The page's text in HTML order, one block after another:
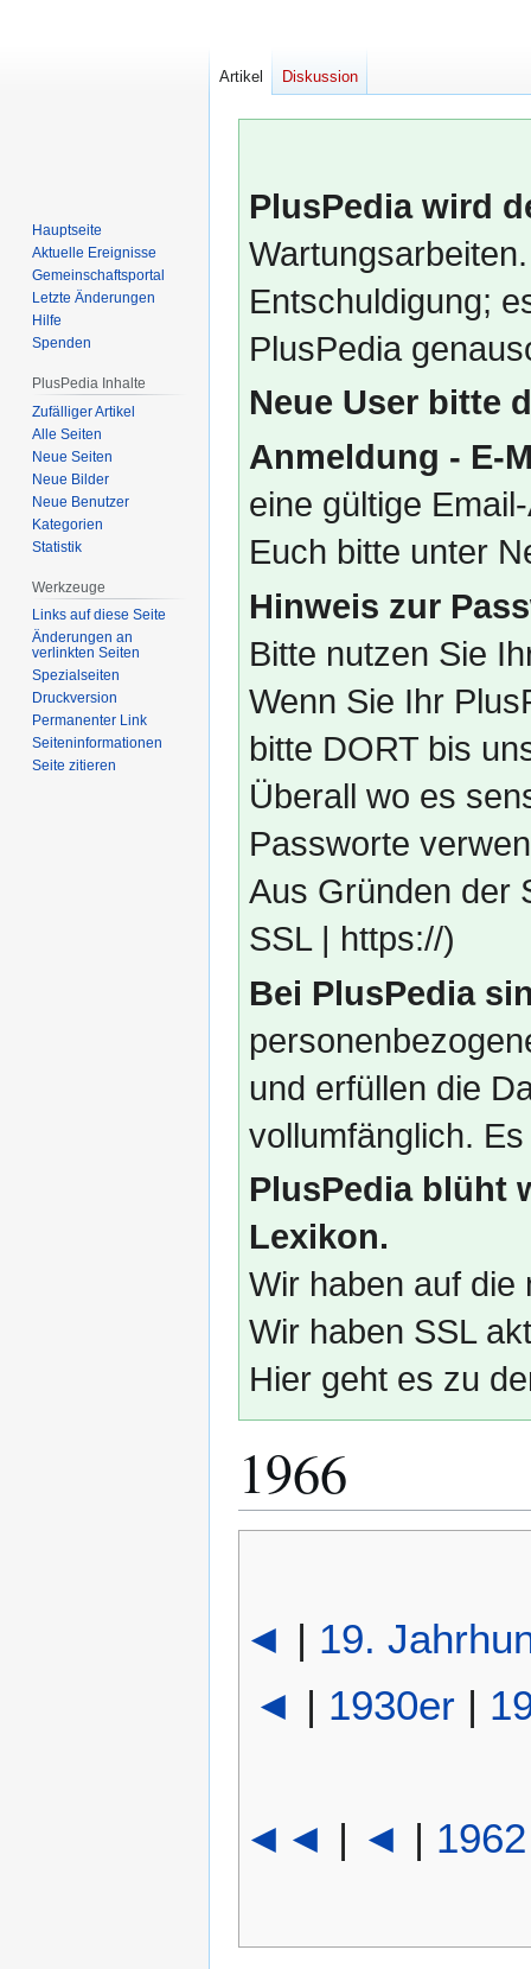
PlusPedia wird
Entschuldigung;
PlusPedia
Neue User bitte
Anmeldung - E-
eine gültige
Euch bitte unter
Hinweis zur
Bitte nutzen Sie
Wenn Sie Ihr
bitte DORT bis
Überall wo es
Passworte
Aus Gründen der
SSL | https://)
Bei PlusPedia
und erfüllen die
vollumfänglich.
PlusPedia blüht
Lexikon.
Wir haben auf die
Wir haben SSL
Hier geht es zu
1966
◄ | 19.
◄ | 1930er |
◄◄ | ◄ | 1962
Artikel Diskussion
Hauptseite
Aktuelle Ereignisse
Gemeinschafts­portal
Letzte Änderungen
Hilfe
Spenden
PlusPedia Inhalte
Zufälliger Artikel
Alle Seiten
Neue Seiten
Neue Bilder
Neue Benutzer
Kategorien
Statistik
Werkzeuge
Links auf diese Seite
Änderungen an
verlinkten Seiten
Spezialseiten
Druckversion
Permanenter Link
Seiten­­informationen
Seite zitieren